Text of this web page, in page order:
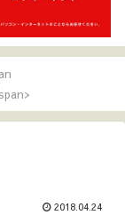
2018.04.24